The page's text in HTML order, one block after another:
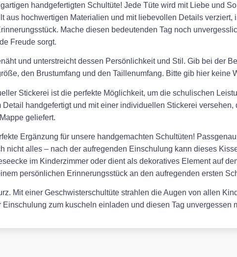
handgefertigten Schultüte! Jede Tüte wird mit Liebe und
aus hochwertigen Materialien und mit liebevollen Details
Mache diesen bedeutenden Tag noch
Freude sorgt.
und unterstreicht dessen Persönlichkeit und Stil. Gib bei der
den Brustumfang und den Taillenumfang. Bitte gib hier keine
Stickerei ist die perfekte Möglichkeit, um die schulischen
handgefertigt und mit einer individuellen Stickerei
geliefert.
Ergänzung für unsere handgemachten Schultüten!
nicht alles – nach der aufregenden Einschulung kann dieses
im Kinderzimmer oder dient als dekoratives Element auf
persönlichen Erinnerungsstück an den aufregenden ersten
Mit einer Geschwisterschultüte strahlen die Augen von allen
zum kuscheln einladen und diesen Tag unvergessen